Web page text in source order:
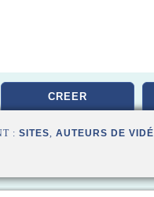
CREER
: SITES, AUTEURS DE